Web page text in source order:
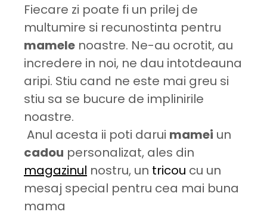
Fiecare zi poate fi un prilej de
multumire si recunostinta pentru
mamele noastre. Ne-au ocrotit, au
incredere in noi, ne dau intotdeauna
aripi. Stiu cand ne este mai greu si
stiu sa se bucure de implinirile
noastre.
Anul acesta ii poti darui mamei un
cadou personalizat, ales din
magazinul nostru, un tricou cu un
mesaj special pentru cea mai buna
mama